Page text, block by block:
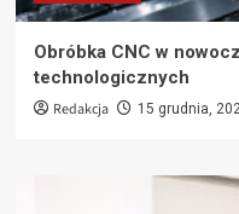
Obróbka CNC w
technologicznych
Redakcja 15 grudnia,